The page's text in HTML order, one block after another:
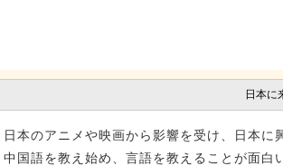
日本に
日本のアニメや映画から影響を受け、日本
中国語を教え始め、言語を教えることが面白